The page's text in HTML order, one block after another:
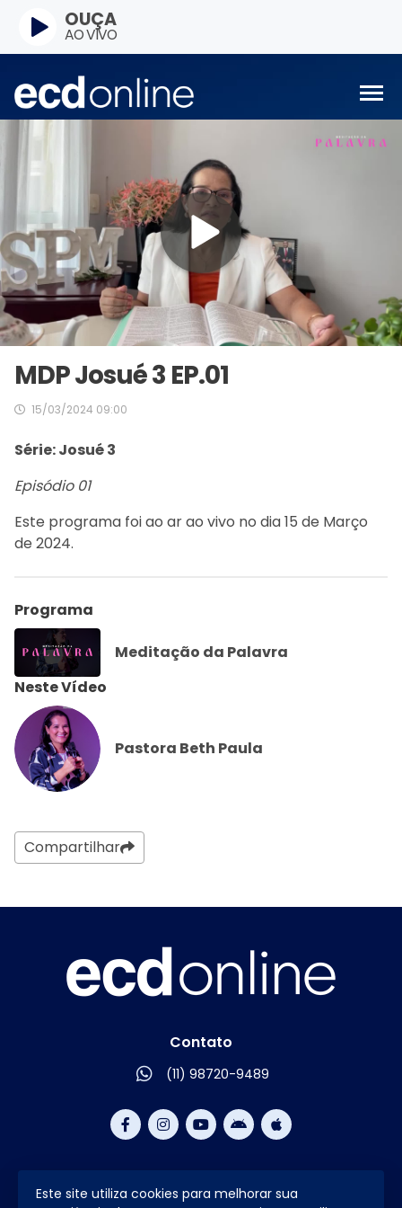
OUÇA
AO VIVO
MDP Josué 3 EP.01
15/03/2024 09:00
Série: Josué 3
Episódio 01
Este programa foi ao ar ao vivo no dia 15 de Março
de 2024.
Programa
Meditação da Palavra
Neste Vídeo
Pastora Beth Paula
Compartilhar
Este site utiliza cookies para melhorar sua
Contato
(11) 98720-9489